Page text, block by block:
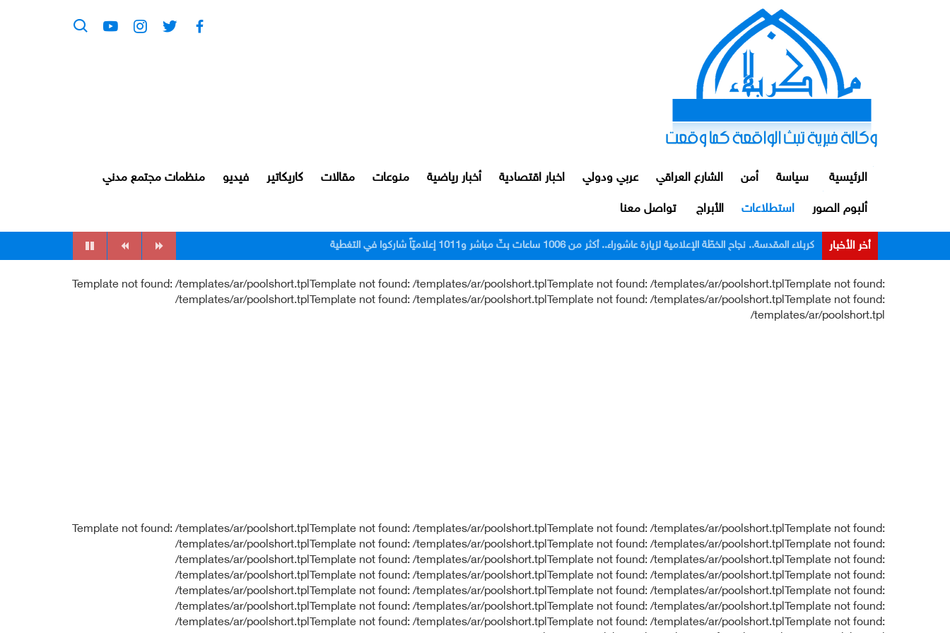
الرئيسية سياسة أمن الشارع العراقي عربي ودولي اخبار اقتصادية أخبار رياضية منوعات مقالات كاريكاتير فيديو منظمات مجتمع مدني
ألبوم الصور استطلاعات الأبراج تواصل معنا
أخر الأخبار كربلاء المقدسة.. نجاح الخطّة الإعلامية لزيارة عاشوراء.. أكثر من 1006 ساعات بثّ مباشر و1011 إعلاميّاً شاركوا في التغطية
Template not found: /templates/ar/poolshort.tplTemplate not found: /templates/ar/poolshort.tplTemplate not found: /templates/ar/poolshort.tplTemplate not found:
/templates/ar/poolshort.tplTemplate not found: /templates/ar/poolshort.tplTemplate not found: /templates/ar/poolshort.tplTemplate not found:
/templates/ar/poolshort.tpl
Template not found: /templates/ar/poolshort.tplTemplate not found: /templates/ar/poolshort.tplTemplate not found: /templates/ar/poolshort.tplTemplate not found:
/templates/ar/poolshort.tplTemplate not found: /templates/ar/poolshort.tplTemplate not found: /templates/ar/poolshort.tplTemplate not found:
/templates/ar/poolshort.tplTemplate not found: /templates/ar/poolshort.tplTemplate not found: /templates/ar/poolshort.tplTemplate not found:
/templates/ar/poolshort.tplTemplate not found: /templates/ar/poolshort.tplTemplate not found: /templates/ar/poolshort.tplTemplate not found:
/templates/ar/poolshort.tplTemplate not found: /templates/ar/poolshort.tplTemplate not found: /templates/ar/poolshort.tplTemplate not found:
/templates/ar/poolshort.tplTemplate not found: /templates/ar/poolshort.tplTemplate not found: /templates/ar/poolshort.tplTemplate not found:
/templates/ar/poolshort.tplTemplate not found: /templates/ar/poolshort.tplTemplate not found: /templates/ar/poolshort.tplTemplate not found: